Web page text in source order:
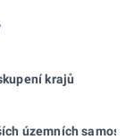
krajů
územních